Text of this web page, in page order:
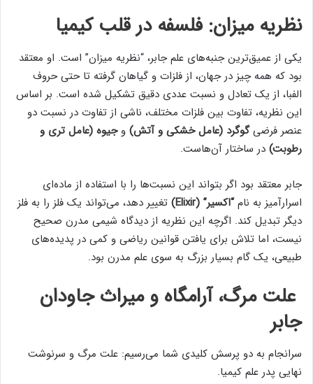
نظریه میزان: فلسفه در قلب کیمیا
یکی از عمیق‌ترین جنبه‌های علم جابر، “نظریه میزان” است. او معتقد
بود که همه چیز در جهان، از فلزات و گیاهان گرفته تا حتی حروف
الفبا، از یک تعادل و نسبت عددی دقیق تشکیل شده است. بر اساس
این نظریه، تفاوت بین فلزات مختلف، ناشی از تفاوت در نسبت دو
عنصر فرضیگوگرد (عامل خشکی و آتش) وجیوه (عامل تری و
رطوبت) در ساختار آن‌هاست.
جابر معتقد بود اگر بتواند این نسبت‌ها را با استفاده از ماده‌ای
اسرارآمیز به نام“اکسیر” (Elixir)
تغییر دهد، می‌تواند یک فلز را به فلز
دیگر تبدیل کند. اگرچه این نظریه از دیدگاه شیمی مدرن صحیح
نیست، اما تلاش برای یافتن قوانین ریاضی و کمی در پدیده‌های
طبیعی، یک گام بسیار بزرگ به سوی علم مدرن بود.
علت مرگ، آرامگاه و میراث جاودان
جابر
سرانجام به دو پرسش کلیدی شما می‌رسیم: علت مرگ و سرنوشت
نهایی پدر علم کیمیا.